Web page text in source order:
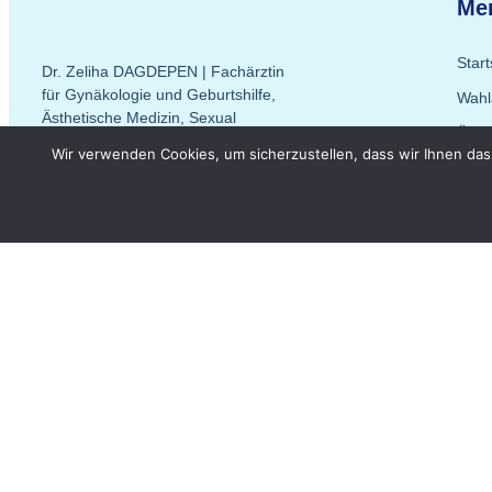
Dr. Zeliha DAGDEPEN | Fachärztin
für Gynäkologie und Geburtshilfe,
Ästhetische Medizin, Sexual
Wir verwenden Cookies, um sicherzustellen, dass wir Ihnen